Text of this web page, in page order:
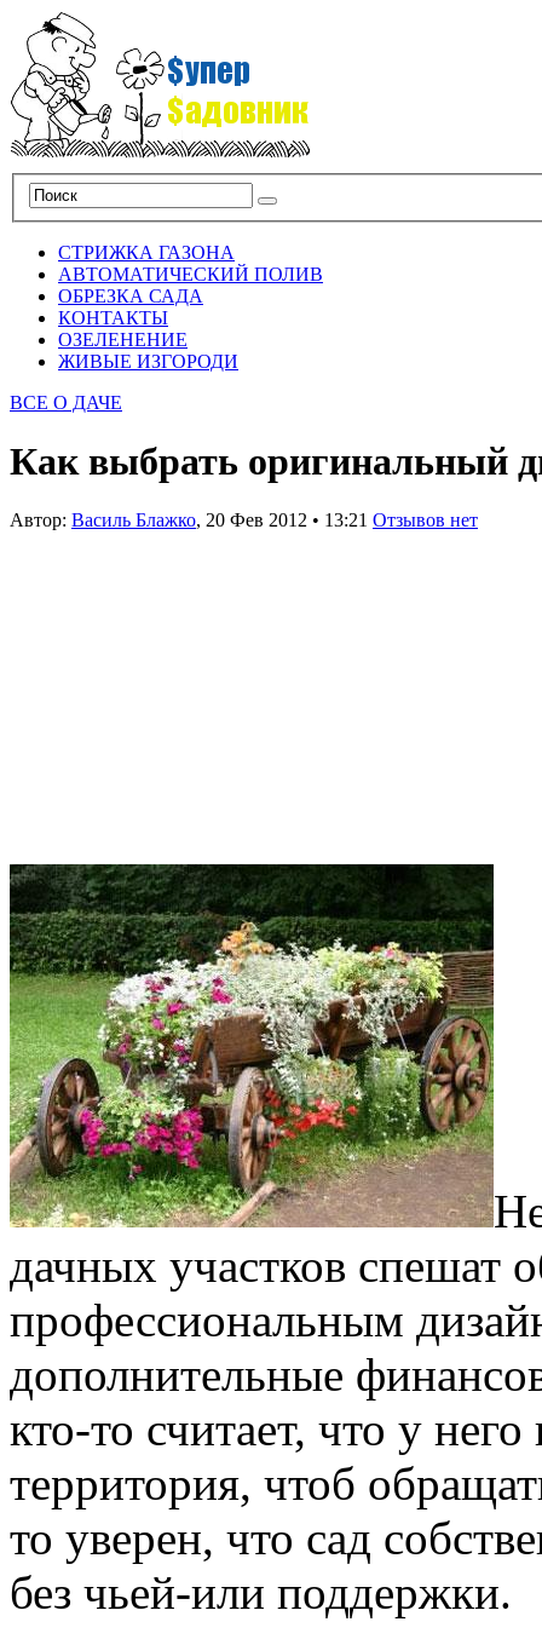
СТРИЖКА ГАЗОНА
АВТОМАТИЧЕСКИЙ ПОЛИВ
ОБРЕЗКА САДА
КОНТАКТЫ
ОЗЕЛЕНЕНИЕ
ЖИВЫЕ ИЗГОРОДИ
ВСЕ О ДАЧЕ
Как выбрать оригинальный
Автор: Василь Блажко, 20 Фев 2012 • 13:21 Отзывов нет
дачных участков спешат
профессиональным
дополнительные
кто-то считает, что у
территория, чтоб
то уверен, что сад
без чьей-или поддержки.